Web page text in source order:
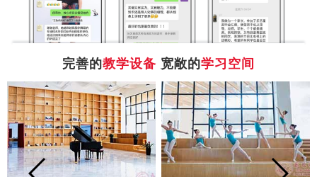
完善的教学设备 宽敞的学习空间